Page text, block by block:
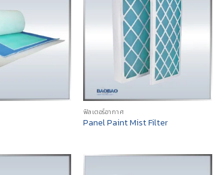
ฟิลเตอร์อากาศ
Panel Paint Mist Filter